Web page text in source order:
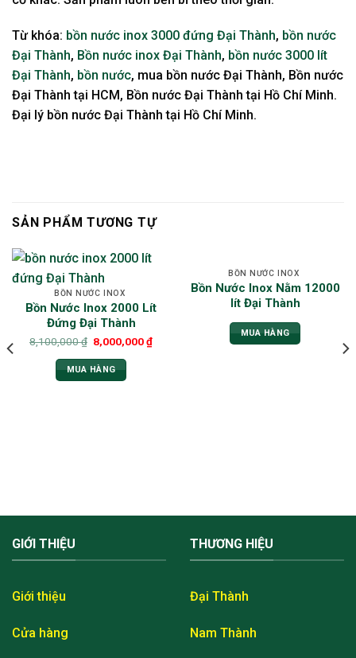
Từ khóa: bồn nước inox 3000 đứng Đại Thành, bồn nước
Đại Thành, Bồn nước inox Đại Thành, bồn nước 3000 lít
Đại Thành, bồn nước, mua bồn nước Đại Thành, Bồn nước
Đại Thành tại HCM, Bồn nước Đại Thành tại Hồ Chí Minh.
Đại lý bồn nước Đại Thành tại Hồ Chí Minh.
SẢN PHẨM TƯƠNG TỰ
BỒN NƯỚC INOX
Bồn Nước Inox 2000 Lít
Đứng Đại Thành
8,100,000₫ 8,000,000₫
MUA HÀNG
BỒN NƯỚC INOX
Bồn Nước Inox Nằm 12000
lít Đại Thành
MUA HÀNG
GIỚI THIỆU
Giới thiệu
Cửa hàng
THƯƠNG HIỆU
Đại Thành
Nam Thành